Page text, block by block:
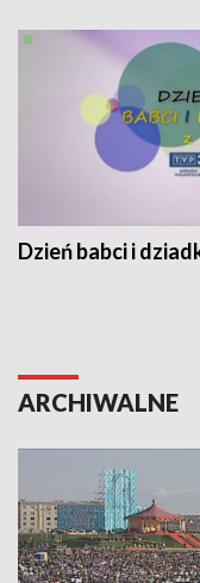
Dzień babci i
ARCHIWALNE